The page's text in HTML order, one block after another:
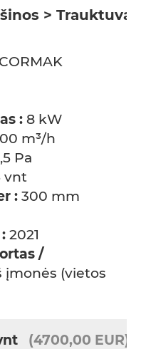
> Trauktuvas
CORMAK
: 8 kW
m³/h
Pa
vnt
: 300 mm
2021
/
įmonės (vietos
(4700,00 EUR)